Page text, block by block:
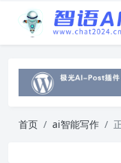
首页 ai智能写作